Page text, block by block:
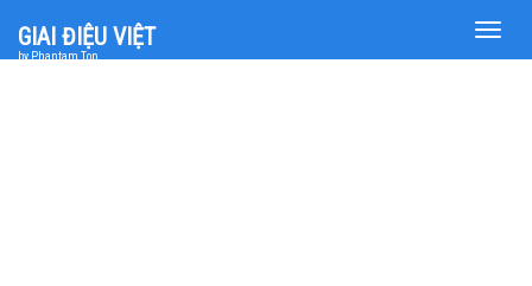
Toggle
GIAI ĐIỆU VIỆT
by Phantam Top